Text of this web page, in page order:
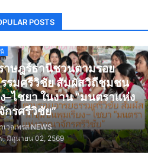
POSTS
าษฎร์ธานีชวนตามรอย
รมศรีวิชัย สัมผัสวิถีชุมชน
–ไชยา ในงาน “มนตราแห่ง
รศรีวิชัย”
เวลเพรส NEWS
, มิถุนายน 02, 2569